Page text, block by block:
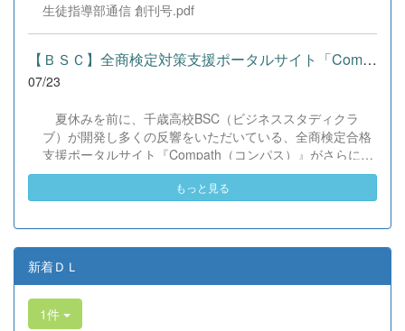
葉や国境を超えて笑顔で交流を深めました。 主催者の方か
らは、「国籍や年齢を問わず笑顔で寄り添い、自分で考え
て動く姿が素晴らしい。異文化理解のマインドが自然と身
についている」と、賞賛の声をいただきました！ 教室の中
だけでなく、地域や世界という広いフィールドで本領を発
姿に、誇らしさでいっぱいです。 教養科生、どんどん外へ
飛び出そう！ その温かい心と行動力を磨き、世界を笑顔に
する魅力的な人材へ成長していく皆さんを応援していま
す！
生徒指導部通信 創刊号.pdf
【ＢＳＣ】全商検定対策支援ポータルサイト「Compath（コンパス）...
07/23
夏休みを前に、千歳高校BSC（ビジネススタディクラ
ブ）が開発し多くの反響をいただいている、全商検定合格
支援ポータルサイト『Compath（コンパス）』がさらにバ
ージョンアップいたしました。 今回もユーザーの皆様か
らいただいたアンケートのご意見をもとに、BSC部員のプ
の実装までを行いました。今回のアップデートでは、ビジ
ネス計算・簿記・ビジネス文書・情報処理・商業経済・財
務分析・ビジネスコミュニケーションなど各ジャンルに及
ぶ計79件の更新プログラムを一挙にリリースしました。
具体的には、各検定問題数の大幅増加をはじめ、英語翻訳
機能の追加、フォント拡大など視認性の改善、SEO対策
もっと見る
新着ＤＬ
1件